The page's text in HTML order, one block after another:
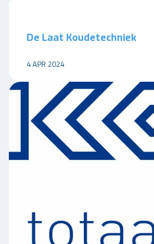
De Laat Koudetechniek
4 APR 2024